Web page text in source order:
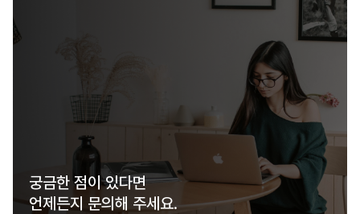
궁금한 점이 있다면
언제든지 문의해 주세요.